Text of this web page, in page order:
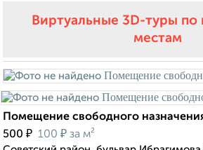
Виртуальные 3D-туры
местам
Помещение свободного
500 ₽ 100 ₽ за м²